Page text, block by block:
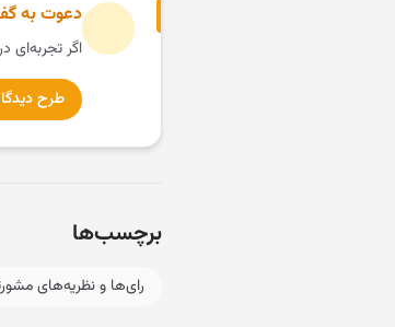
دعوت به
اگر تجربه‌ای
طرح
برچسب‌ها
رای‌ها و نظریه‌های